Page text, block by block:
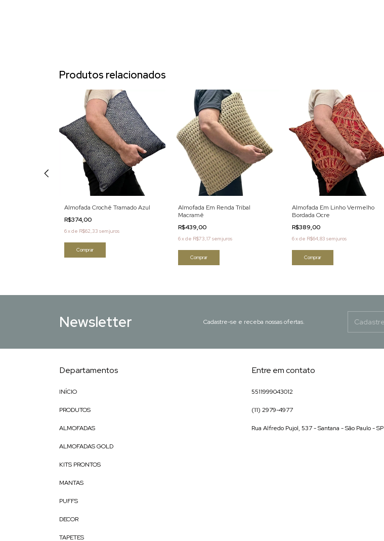
Produtos relacionados
Almofada Crochê Tramado Azul
R$374,00
6xde R$62,33 sem juros
Almofada Em Renda Tribal
Macramê
R$439,00
6xde R$73,17 sem juros
Almofada Em Linho Vermelho
Bordada Ocre
R$389,00
6xde R$64,83 sem juros
Newsletter Cadastre-se e receba nossas ofertas.
Departamentos
INÍCIO
PRODUTOS
ALMOFADAS
ALMOFADAS GOLD
KITS PRONTOS
MANTAS
PUFFS
DECOR
TAPETES
Entre em contato
5511999043012
(11) 2979-4977
Rua Alfredo Pujol, 537 - Santana - São Paulo - SP